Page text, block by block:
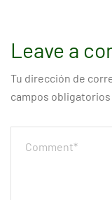
Leave a
Tu dirección de
campos